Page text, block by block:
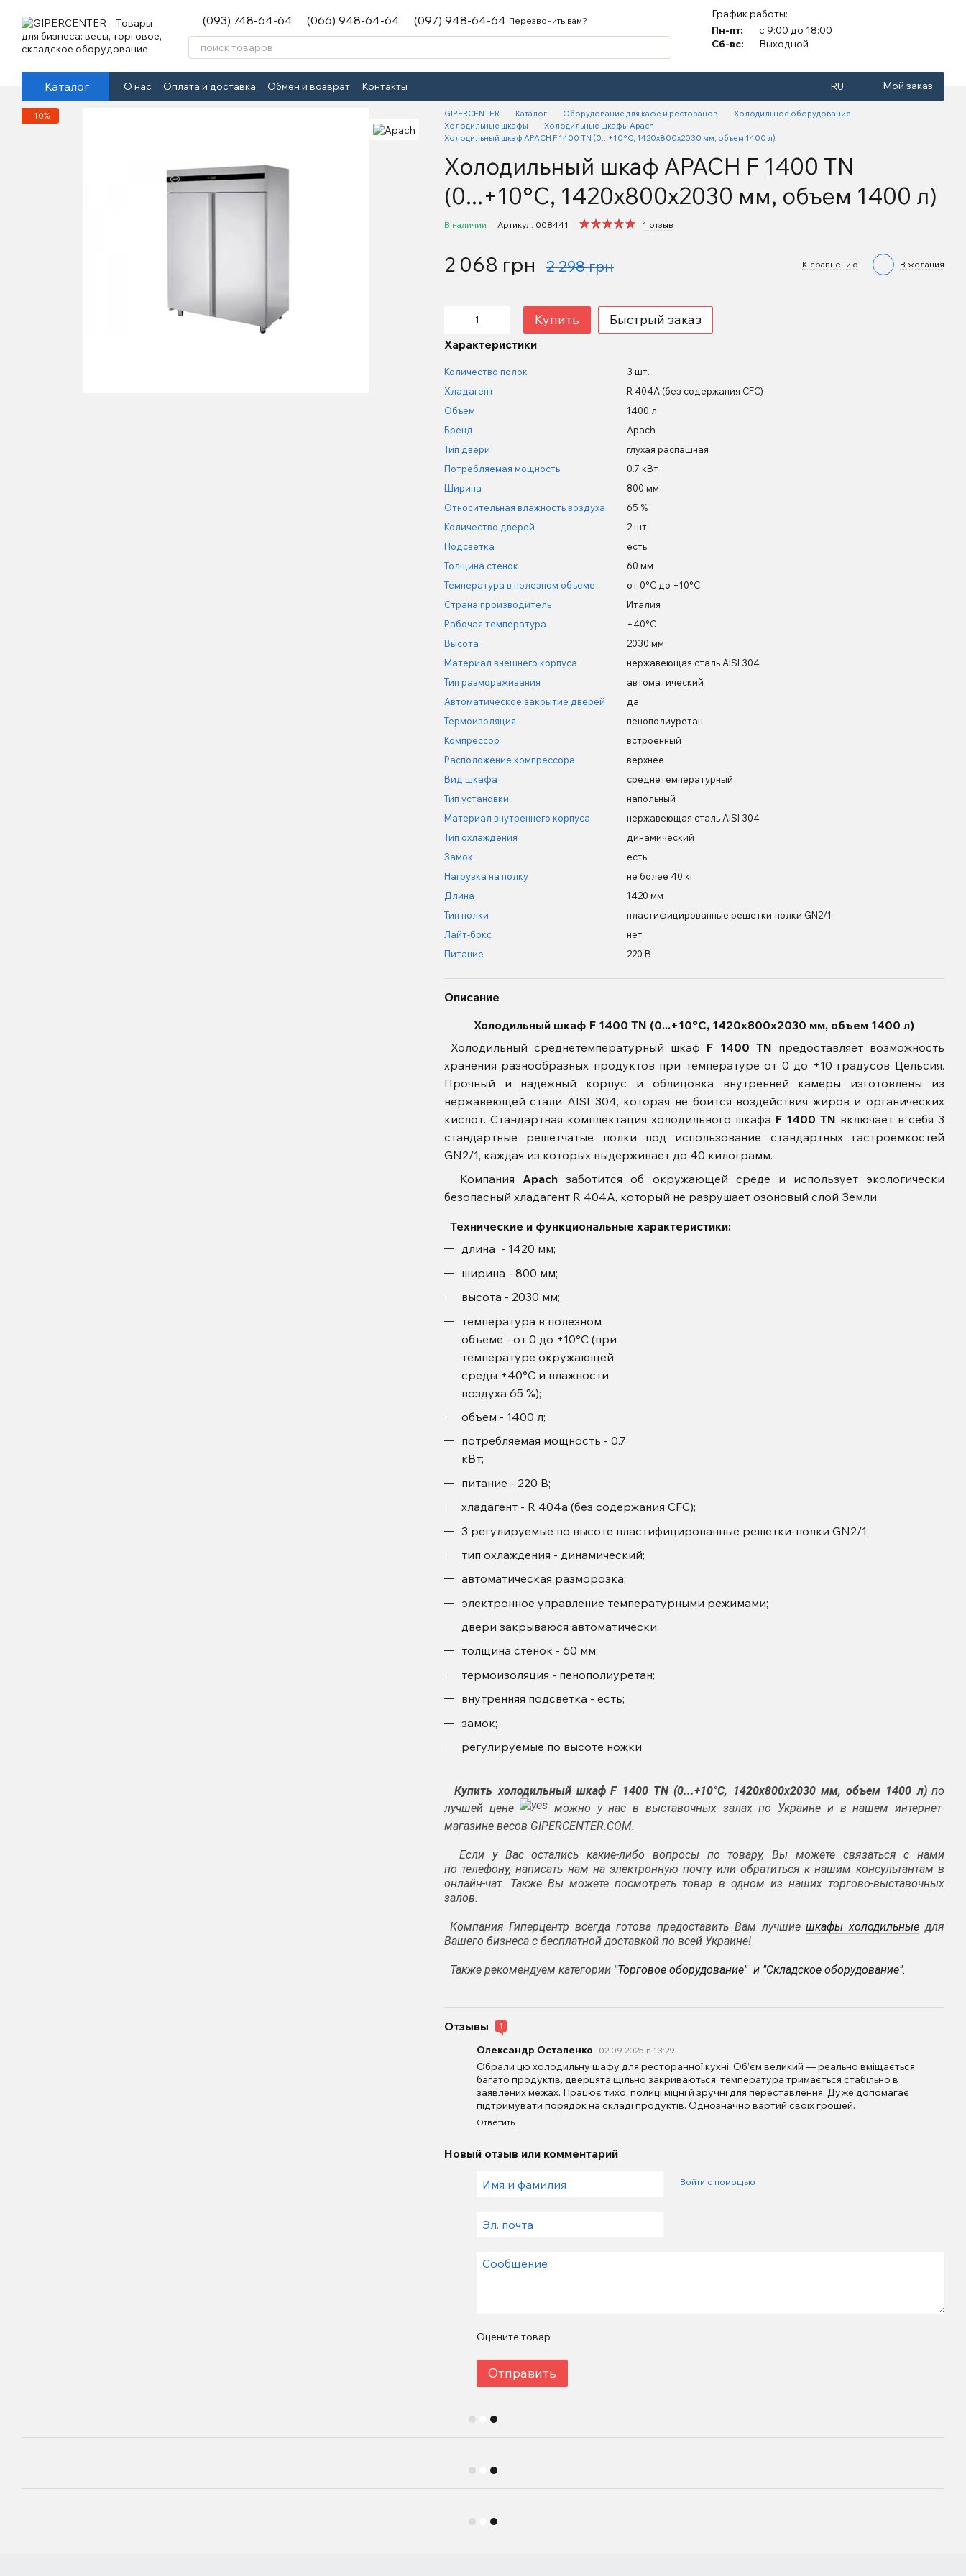
(093) 748-64-64 (066) 948-64-64 (097) 948-64-64 Перезвонить вам?
График работы:
Пн-пт:
с 9:00 до 18:00
Сб-вс:
Выходной
Каталог О нас Оплата и доставка Обмен и возврат Контакты RU Мой заказ
−10% GIPERCENTER Каталог Оборудование для кафе и ресторанов
Холодильное оборудование
Холодильные шкафы
Холодильные шкафы Apach
Холодильный шкаф APACH F 1400 TN (0...+10°С, 1420х800х2030 мм, объем 1400 л)
Холодильный шкаф APACH F 1400 TN
(0...+10°С, 1420х800х2030 мм, объем 1400 л)
В наличии Артикул: 008441 1 отзыв
2 068 грн 2 298 грн К сравнению В желания
Купить Быстрый заказ
Характеристики
Количество полок
3 шт.
Хладагент
R 404А (без содержания CFC)
Объем
1400 л
Бренд
Apach
Тип двери
глухая распашная
Потребляемая мощность
0.7 кВт
Ширина
800 мм
Относительная влажность воздуха
65 %
Количество дверей
2 шт.
Подсветка
есть
Толщина стенок
60 мм
Температура в полезном объеме
от 0°С до +10°С
Страна производитель
Италия
Рабочая температура
+40°С
Высота
2030 мм
Материал внешнего корпуса
нержавеющая сталь AISI 304
Тип размораживания
автоматический
Автоматическое закрытие дверей
да
Термоизоляция
пенополиуретан
Компрессор
встроенный
Расположение компрессора
верхнее
Вид шкафа
среднетемпературный
Тип установки
напольный
Материал внутреннего корпуса
нержавеющая сталь AISI 304
Тип охлаждения
динамический
Замок
есть
Нагрузка на полку
не более 40 кг
Длина
1420 мм
Тип полки
пластифицированные решетки-полки GN2/1
Лайт-бокс
нет
Питание
220 В
Описание
Холодильный шкаф F 1400 TN (0...+10°С, 1420х800х2030 мм, объем 1400 л)
Холодильный среднетемпературный шкаф F 1400 TN предоставляет возможность
хранения разнообразных продуктов при температуре от 0 до +10 градусов Цельсия.
Прочный и надежный корпус и облицовка внутренней камеры изготовлены из
нержавеющей стали AISI 304, которая не боится воздействия жиров и органических
кислот. Стандартная комплектация холодильного шкафа F 1400 TN включает в себя 3
стандартные решетчатые полки под использование стандартных гастроемкостей
GN2/1, каждая из которых выдерживает до 40 килограмм.
Компания Apach заботится об окружающей среде и использует экологически
безопасный хладагент R 404А, который не разрушает озоновый слой Земли.
Технические и функциональные характеристики:
длина - 1420 мм;
ширина - 800 мм;
высота - 2030 мм;
температура в полезном
объеме - от 0 до +10°С (при
температуре окружающей
среды +40°С и влажности
воздуха 65 %);
объем - 1400 л;
потребляемая мощность - 0.7
кВт;
питание - 220 В;
хладагент - R 404а (без содержания CFC);
3 регулируемые по высоте пластифицированные решетки-полки GN2/1;
тип охлаждения - динамический;
автоматическая разморозка;
электронное управление температурными режимами;
двери закрываюся автоматически;
толщина стенок - 60 мм;
термоизоляция - пенополиуретан;
внутренняя подсветка - есть;
замок;
регулируемые по высоте ножки
Купить холодильный шкаф F 1400 TN (0...+10°С, 1420х800х2030 мм, объем 1400 л) по
лучшей цене
можно у нас в выставочных залах по Украине и в нашем интернет-
магазине весов GIPERCENTER.COM.
Если у Вас остались какие-либо вопросы по товару, Вы можете связаться с нами
потелефону, написать нам на электронную почту или обратиться к нашим консультантам в
онлайн-чат. Также Вы можете посмотреть товар в одном из наших торгово-выставочных
залов.
Компания Гиперцентр всегда готова предоставить Вам лучшиешкафы холодильные для
Вашего бизнеса с бесплатной доставкой по всей Украине!
Также рекомендуем категории "Торговое оборудование" и "Складское оборудование".
Отзывы 1
Олександр Остапенко 02.09.2025 в 13:29
Обрали цю холодильну шафу для ресторанної кухні. Об’єм великий — реально вміщається
багато продуктів, дверцята щільно закриваються, температура тримається стабільно в
заявлених межах. Працює тихо, полиці міцні й зручні для переставлення. Дуже допомагає
підтримувати порядок на складі продуктів. Однозначно вартий своїх грошей.
Ответить
Новый отзыв или комментарий
Войти с помощью
Оцените товар
Отправить